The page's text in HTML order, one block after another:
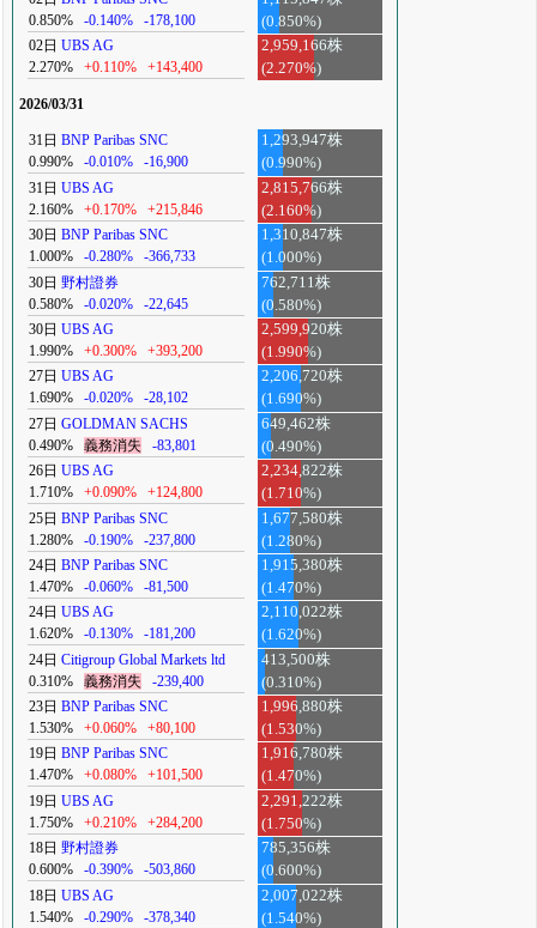
0.850%
-0.140% -178,100
(0.850%)
02日 UBS AG
2.270%
+0.110% +143,400
2,959,166株
(2.270%)
2026/03/31
31日 BNP Paribas SNC
0.990%
-0.010% -16,900
1,293,947株
(0.990%)
31日 UBS AG
2.160%
+0.170% +215,846
2,815,766株
(2.160%)
30日 BNP Paribas SNC
1.000%
-0.280% -366,733
1,310,847株
(1.000%)
30日 野村證券
0.580%
-0.020% -22,645
762,711株
(0.580%)
30日 UBS AG
1.990%
+0.300% +393,200
2,599,920株
(1.990%)
27日 UBS AG
1.690%
-0.020% -28,102
2,206,720株
(1.690%)
27日 GOLDMAN SACHS
0.490%
義務消失 -83,801
649,462株
(0.490%)
26日 UBS AG
1.710%
+0.090% +124,800
2,234,822株
(1.710%)
25日 BNP Paribas SNC
1.280%
-0.190% -237,800
1,677,580株
(1.280%)
24日 BNP Paribas SNC
1.470%
-0.060% -81,500
1,915,380株
(1.470%)
24日 UBS AG
1.620%
-0.130% -181,200
2,110,022株
(1.620%)
24日 Citigroup Global Markets ltd
0.310%
義務消失 -239,400
413,500株
(0.310%)
23日 BNP Paribas SNC
1.530%
+0.060% +80,100
1,996,880株
(1.530%)
19日 BNP Paribas SNC
1.470%
+0.080% +101,500
1,916,780株
(1.470%)
19日 UBS AG
1.750%
+0.210% +284,200
2,291,222株
(1.750%)
18日 野村證券
0.600%
-0.390% -503,860
785,356株
(0.600%)
18日 UBS AG
1.540%
-0.290% -378,340
2,007,022株
(1.540%)